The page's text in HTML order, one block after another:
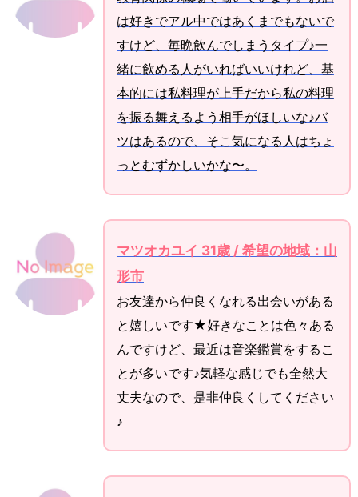
は好きでアル中ではあくまでもないで
すけど、毎晩飲んでしまうタイプ♪一
緒に飲める人がいればいいけれど、基
本的には私料理が上手だから私の料理
を振る舞えるよう相手がほしいな♪バ
ツはあるので、そこ気になる人はちょ
っとむずかしいかな〜。
マツオカユイ 31歳 / 希望の地域：山
形市
お友達から仲良くなれる出会いがある
と嬉しいです★好きなことは色々ある
んですけど、最近は音楽鑑賞をするこ
とが多いです♪気軽な感じでも全然大
丈夫なので、是非仲良くしてください
♪